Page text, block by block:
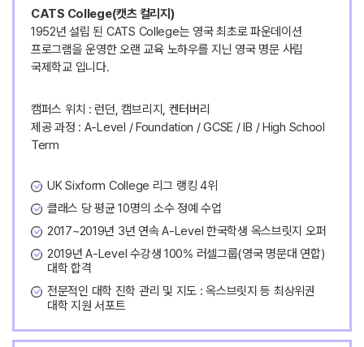
CATS College(캣츠 컬리지)
1952년 설립 된 CATS College는 영국 최초로 파운데이션
프로그램을 운영한 오랜 교육 노하우를 지닌 영국 명문 사립
국제학교 입니다.
캠퍼스 위치 : 런던, 캠브리지, 켄터버리
제공 과정 : A-Level / Foundation / GCSE / IB / High School
Term
UK Sixform College 리그 랭킹 4위
클래스 당 평균 10명의 소수 정예 수업
2017~2019년 3년 연속 A-Level 한국학생 옥스브릿지 오퍼
2019년 A-Level 수강생 100% 러셀그룹(영국 명문대 연합)
대학 합격
전문적인 대학 진학 관리 및 지도 : 옥스브릿지 등 최상위권
대학 지원 서포트